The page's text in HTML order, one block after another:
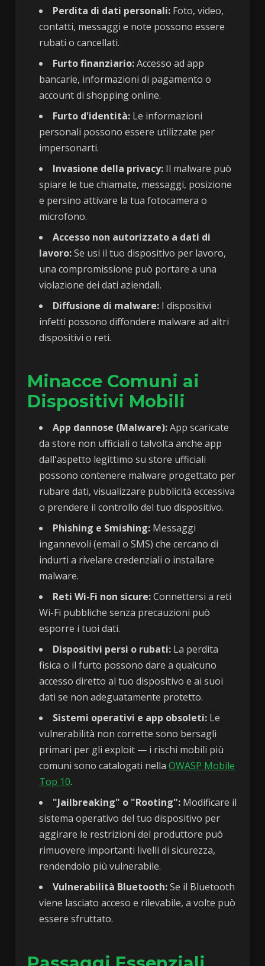
Perdita di dati personali: Foto, video,
contatti, messaggi e note possono essere
rubati o cancellati.
Furto finanziario:Accesso ad app
bancarie, informazioni di pagamento o
account di shopping online.
Furto d'identità: Le informazioni
personali possono essere utilizzate per
impersonarti.
Invasione della privacy: Il malware può
spiare le tue chiamate, messaggi, posizione
e persino attivare la tua fotocamera o
microfono.
Accesso non autorizzato a dati di
lavoro:Se usi il tuo dispositivo per lavoro,
una compromissione può portare a una
violazione dei dati aziendali.
Diffusione di malware: I dispositivi
infetti possono diffondere malware ad altri
dispositivi o reti.
Minacce Comuni ai
Dispositivi Mobili
App dannose (Malware):App scaricate
da store non ufficiali o talvolta anche app
dall'aspetto legittimo su store ufficiali
possono contenere malware progettato per
rubare dati, visualizzare pubblicità eccessiva
o prendere il controllo del tuo dispositivo.
Phishing e Smishing: Messaggi
ingannevoli (email o SMS) che cercano di
indurti a rivelare credenziali o installare
malware.
Reti Wi-Fi non sicure:Connettersi a reti
Wi-Fi pubbliche senza precauzioni può
esporre i tuoi dati.
Dispositivi persi o rubati: La perdita
fisica o il furto possono dare a qualcuno
accesso diretto al tuo dispositivo e ai suoi
dati se non adeguatamente protetto.
Sistemi operativi e app obsoleti: Le
vulnerabilità non corrette sono bersagli
primari per gli exploit — i rischi mobili più
comuni sono catalogati nellaOWASP Mobile
Top 10.
"Jailbreaking" o "Rooting": Modificare il
sistema operativo del tuo dispositivo per
aggirare le restrizioni del produttore può
rimuovere importanti livelli di sicurezza,
rendendolo più vulnerabile.
Vulnerabilità Bluetooth:Se il Bluetooth
viene lasciato acceso e rilevabile, a volte può
essere sfruttato.